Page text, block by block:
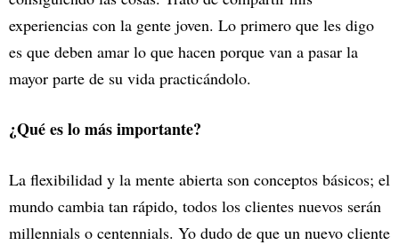
experiencias con la gente joven. Lo primero que les digo
es que deben amar lo que hacen porque van a pasar la
mayor parte de su vida practicándolo.
¿Qué es lo más importante?
La flexibilidad y la mente abierta son conceptos básicos; el
mundo cambia tan rápido, todos los clientes nuevos serán
millennials o centennials. Yo dudo de que un nuevo cliente